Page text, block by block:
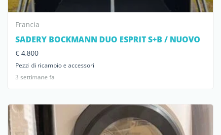
Francia
SADERY BOCKMANN DUO ESPRIT S+B / NUOVO
€ 4,800
Pezzi di ricambio e accessori
3 settimane fa